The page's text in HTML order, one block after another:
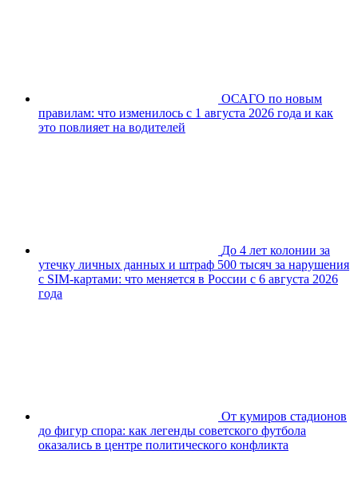
ОСАГО по новым
правилам: что изменилось с 1 августа 2026 года и как
это повлияет на водителей
До 4 лет колонии за
утечку личных данных и штраф 500 тысяч за нарушения
с SIM-картами: что меняется в России с 6 августа 2026
года
От кумиров стадионов
до фигур спора: как легенды советского футбола
оказались в центре политического конфликта